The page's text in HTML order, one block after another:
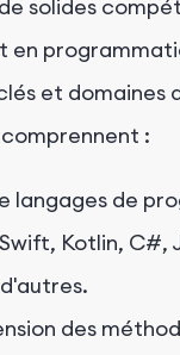
solides
en
et domaines
:
langages de
Kotlin, C#,
des